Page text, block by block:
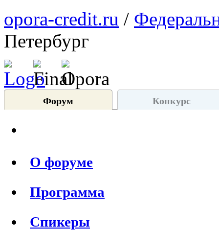
opora-credit.ru /
Петербург
Форум Конкурс
О форуме
Программа
Спикеры